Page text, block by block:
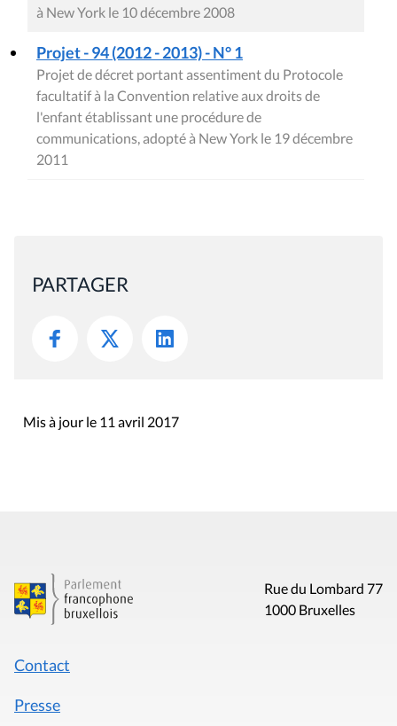
à New York le 10 décembre 2008
Projet - 94 (2012 - 2013) - N° 1
Projet de décret portant assentiment du Protocole
facultatif à la Convention relative aux droits de
l'enfant établissant une procédure de
communications, adopté à New York le 19 décembre
2011
PARTAGER
Mis à jour le 11 avril 2017
Rue du Lombard 77
1000 Bruxelles
Contact
Presse